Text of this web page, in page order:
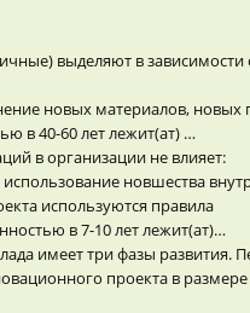
выделяют в зависимости
новых материалов,
в 40-60 лет лежит(ат) …
в организации не влияет:
новшества
используются правила
в 7-10 лет лежит(ат)…
имеет три фазы развития.
проекта в